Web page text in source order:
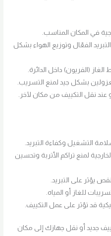
في المكان المناسب.
الفعّال وتوزيع الهواء بشكل
(الفريون) داخل الدائرة.
بشكل جيد لمنع التسريب.
عند نقل التكييف من مكان لآخر.
التشغيل وكفاءة التبريد.
لمنع تراكم الأتربة وتحسين
يؤثر على التبريد.
للغاز أو المياه.
قد تؤثر على عمل التكييف.
جديد أو نقل جهازك إلى مكان